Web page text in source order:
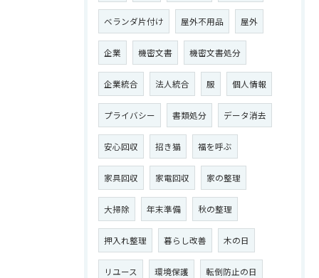
ベランダ片付け 屋外不用品 屋外
企業 機密文書 機密文書処分
企業統合 法人統合 服 個人情報
プライバシー 書類処分 データ消去
安心回収 招き猫 福を呼ぶ
家具回収 家電回収 家の整理
大掃除 年末準備 秋の整理
押入れ整理 暮らし改善 木の日
リユース 環境保護 転倒防止の日